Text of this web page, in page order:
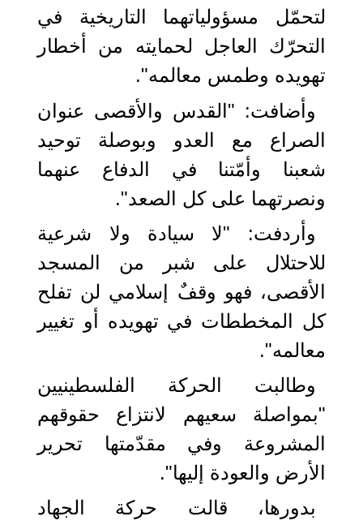
لتحمّل مسؤولياتهما التاريخية في
التحرّك العاجل لحمايته من أخطار
تهويده وطمس معالمه".
وأضافت: "القدس والأقصى عنوان
الصراع مع العدو وبوصلة توحيد
شعبنا وأمّتنا في الدفاع عنهما
ونصرتهما على كل الصعد".
وأردفت: "لا سيادة ولا شرعية
للاحتلال على شبر من المسجد
الأقصى، فهو وقفٌ إسلامي لن تفلح
كل المخططات في تهويده أو تغيير
معالمه".
وطالبت الحركة الفلسطينيين
"بمواصلة سعيهم لانتزاع حقوقهم
المشروعة وفي مقدّمتها تحرير
الأرض والعودة إليها".
بدورها، قالت حركة الجهاد